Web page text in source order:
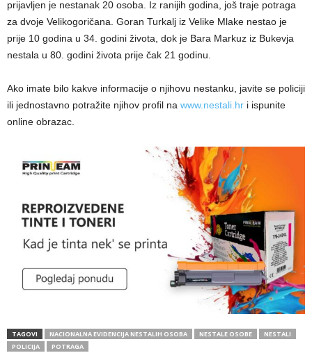
prijavljen je nestanak 20 osoba. Iz ranijih godina, još traje potraga
za dvoje Velikogoričana. Goran Turkalj iz Velike Mlake nestao je
prije 10 godina u 34. godini života, dok je Bara Markuz iz Bukevja
nestala u 80. godini života prije čak 21 godinu.
Ako imate bilo kakve informacije o njihovu nestanku, javite se policiji
ili jednostavno potražite njihov profil na www.nestali.hr i ispunite
online obrazac.
TAGOVI NACIONALNA EVIDENCIJA NESTALIH OSOBA NESTALE OSOBE
NESTALI
POLICIJA
POTRAGA